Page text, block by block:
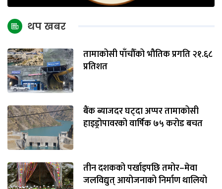
थप खबर
तामाकोसी पाँचौँको भौतिक प्रगति २१.६८
प्रतिशत
बैंक ब्याजदर घट्दा अप्पर तामाकोसी
हाइड्रोपावरको वार्षिक ७५ करोड बचत
तीन दशकको पर्खाइपछि तमोर–मेवा
जलविद्युत् आयोजनाको निर्माण थालियो